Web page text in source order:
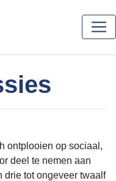
ontplooien op sociaal,
deel te nemen aan
drie tot ongeveer twaalf